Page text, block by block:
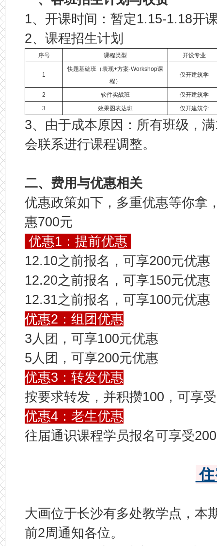
1、开课时间：暂定1.15-1.18开
2、课程招生计划
序号 课程类型 开设专业
1
快题基础班（表现+方案·Workshop课
程）
仅开建筑学
2 软件实战班
仅开建筑学
3
效果图表达班 仅开建筑学
3、由于成本原因：所有班级，
会联系进行课程调整。
二、费用与优惠相关
优惠政策如下，多重优惠等你拿
惠700元
优惠1：提前优惠
12.10之前报名，可享200元优惠
12.20之前报名， 可享150元优惠
12.31之前报名，可享100元优惠
优惠2：组团优惠
3人团，可享100元优惠
5人团，可享200元优惠
优惠3：转发优惠
按要求转发，并积攒100，可享
优惠4：老生优惠
往届通识课程学员报名可享受
大画位于长沙有多处教学点，本
前2周通知各位。